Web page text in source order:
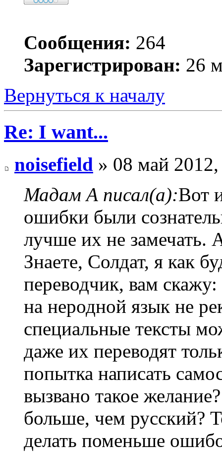
Сообщения: 264
Зарегистрирован: 26
Вернуться к началу
Re: I want...
noisefield » 08 май
Мадам А писал(а):Вот
ошибки были
лучше их не замечать.
Знаете, Солдат, я как
переводчик, вам
на неродной язык не
специальные тексты
даже их переводят
попытка написать
вызвано такое
больше, чем русский?
делать поменьше